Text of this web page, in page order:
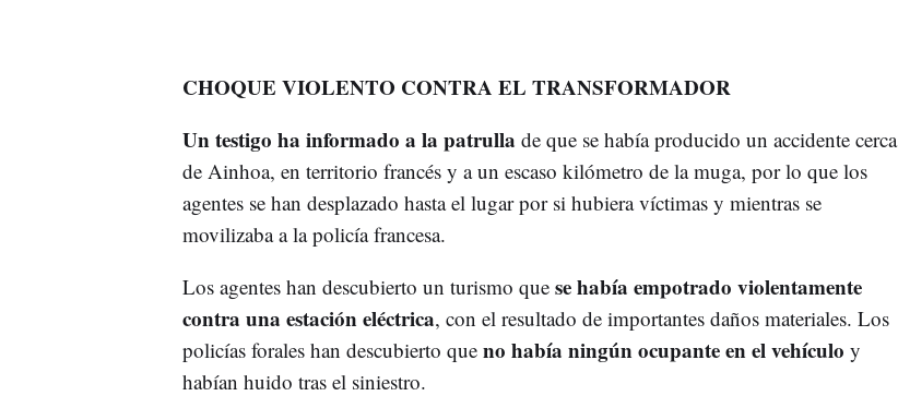
CHOQUE VIOLENTO CONTRA EL TRANSFORMADOR
Un testigo ha informado a la patrulla de que se había producido un accidente cerca
de Ainhoa, en territorio francés y a un escaso kilómetro de la muga, por lo que los
agentes se han desplazado hasta el lugar por si hubiera víctimas y mientras se
movilizaba a la policía francesa.
Los agentes han descubierto un turismo que se había empotrado violentamente
contra una estación eléctrica, con el resultado de importantes daños materiales. Los
policías forales han descubierto que no había ningún ocupante en el vehículo y
habían huido tras el siniestro.